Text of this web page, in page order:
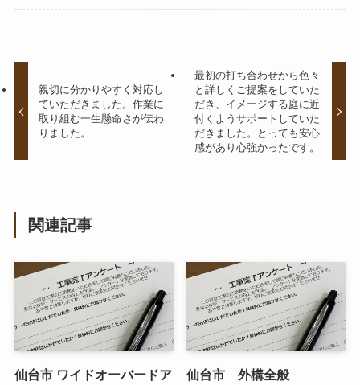
親切に分かりやすく対応し
ていただきました。作業に
取り組む一生懸命さが伝わ
りました。
最初の打ち合わせから色々
と詳しくご提案をしていた
だき、イメージする庭に近
付くようサポートしていた
だきました。とっても安心
感があり心強かったです。
関連記事
仙台市 ワイドオーバードア
仙台市 外構全般